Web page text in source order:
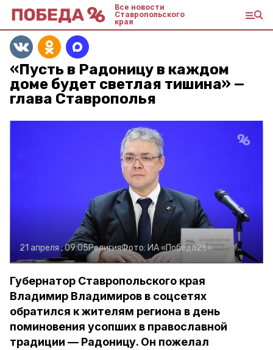
Все новости
Ставропольского
края
«Пусть в Радоницу в каждом
доме будет светлая тишина» —
глава Ставрополья
21 апреля , 09:05РелигияФото: ИА «Победа26»
Губернатор Ставропольского края
Владимир Владимиров в соцсетях
обратился к жителям региона в день
поминовения усопших в православной
традиции — Радоницу. Он пожелал